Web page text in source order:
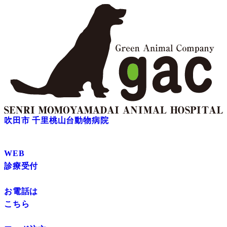
吹田市 千里桃山台動物病院
WEB
診療受付
お電話は
こちら